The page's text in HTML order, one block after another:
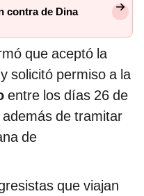
contra de Dina
que aceptó la
solicitó permiso a la
entre los días 26 de
de tramitar
de
que viajan